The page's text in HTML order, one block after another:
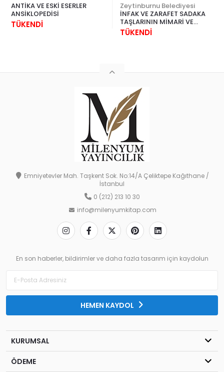
ANTİKA VE ESKİ ESERLER
ANSİKLOPEDİSİ
TÜKENDİ
Zeytinburnu Belediyesi
İNFAK VE ZARAFET SADAKA
TAŞLARININ MİMARİ VE
KÜLTÜREL HUSİSİYETLERİ
TÜKENDİ
Emniyetevler Mah. Taşkent Sok. No:14/A Çeliktepe Kağıthane /
İstanbul
0 (212) 213 10 30
info@milenyumkitap.com
En son haberler, bildirimler ve daha fazla tasarım için kaydolun
HEMEN KAYDOL
KURUMSAL
ÖDEME